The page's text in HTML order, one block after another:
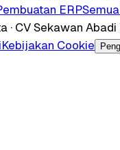
ERP
CV Sekawan Abadi
Kebijakan Cookie